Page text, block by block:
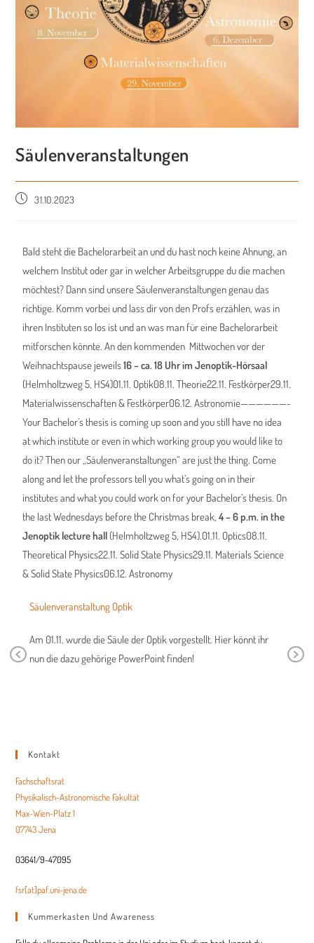
Säulenveranstaltungen
31.10.2023
Bald steht die Bachelorarbeit an und du hast noch keine Ahnung, an
welchem Institut oder gar in welcher Arbeitsgruppe du die machen
möchtest? Dann sind unsere Säulenveranstaltungen genau das
richtige. Komm vorbei und lass dir von den Profs erzählen, was in
ihren Instituten so los ist und an was man für eine Bachelorarbeit
mitforschen könnte. An den kommenden Mittwochen vor der
Weihnachtspause jeweils16 – ca. 18 Uhr im Jenoptik-Hörsaal
(Helmholtzweg 5, HS4)01.11. Optik08.11. Theorie22.11. Festkörper29.11.
Materialwissenschaften & Festkörper06.12. Astronomie——————-
Your Bachelor’s thesis is coming up soon and you still have no idea
at which institute or even in which working group you would like to
do it? Then our „Säulenveranstaltungen“ are just the thing. Come
along and let the professors tell you what’s going on in their
institutes and what you could work on for your Bachelor’s thesis. On
the last Wednesdays before the Christmas break,4 – 6 p.m. in the
Jenoptik lecture hall (Helmholtzweg 5, HS4).01.11. Optics08.11.
Theoretical Physics22.11. Solid State Physics29.11. Materials Science
& Solid State Physics06.12. Astronomy
Säulenveranstaltung Optik
Am 01.11. wurde die Säule der Optik vorgestellt. Hier könnt ihr
nun die dazu gehörige PowerPoint finden!
Kontakt
Fachschaftsrat
Physikalisch-Astronomische Fakultät
Max-Wien-Platz 1
07743 Jena
03641/9-47095
fsr[at]paf.uni-jena.de
Kummerkasten Und Awareness